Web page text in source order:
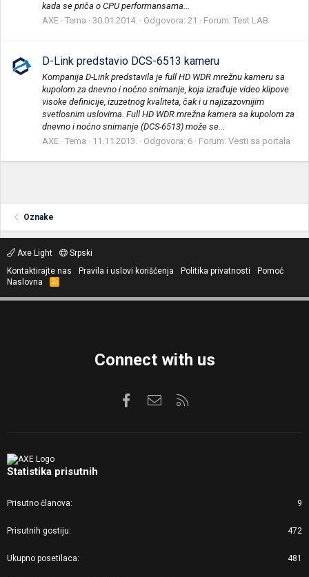
kada se priča o CPU performansama...
AXE Tema 30.01.2014. Odgovora: 21 Forum: Test LAB
D-Link predstavio DCS-6513 kameru
Kompanija D-Link predstavila je full HD WDR mrežnu kameru sa
kupolom za dnevno i noćno snimanje, koja izrađuje video klipove
visoke definicije, izuzetnog kvaliteta, čak i u najizazovnijim
svetlosnim uslovima. Full HD WDR mrežna kamera sa kupolom za
dnevno i noćno snimanje (DCS-6513) može se...
AXE Tema 11.11.2013. Odgovora: 6 Forum: Vesti sa portala
Oznake
Axe Light
Srpski
Kontaktirajte nas
Pravila i uslovi korišćenja Politika privatnosti
Pomoć
Naslovna
R
S
Connect with us
FacebookKontaktirajte nas
Statistika prisutnih
Prisutno članova 9
Prisutnih gostiju 472
Ukupno posetilaca 481